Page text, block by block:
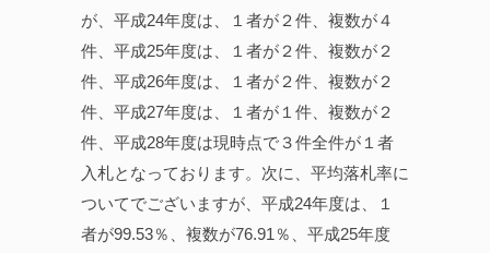
が、平成24年度は、１者が２件、複数が４
件、平成25年度は、１者が２件、複数が２
件、平成26年度は、１者が２件、複数が２
件、平成27年度は、１者が１件、複数が２
件、平成28年度は現時点で３件全件が１者
入札となっております。次に、平均落札率に
ついてでございますが、平成24年度は、１
者が99.53％、複数が76.91％、平成25年度